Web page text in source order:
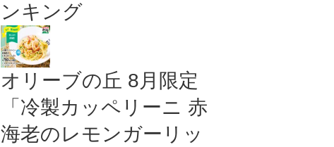
ンキング
オリーブの丘 8月限定
「冷製カッペリーニ 赤
海老のレモンガーリッ